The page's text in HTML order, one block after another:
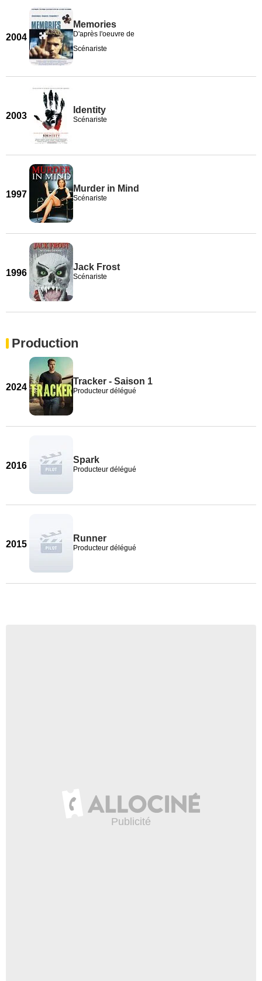
2004
Memories
D'après l'oeuvre de
Scénariste
2003
Identity
Scénariste
1997
Murder in Mind
Scénariste
1996
Jack Frost
Scénariste
Production
2024
Tracker - Saison 1
Producteur délégué
2016
Spark
Producteur délégué
2015
Runner
Producteur délégué